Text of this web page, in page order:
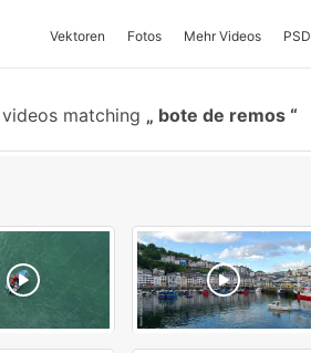
Vektoren Fotos Mehr Videos PSD
matching bote de remos